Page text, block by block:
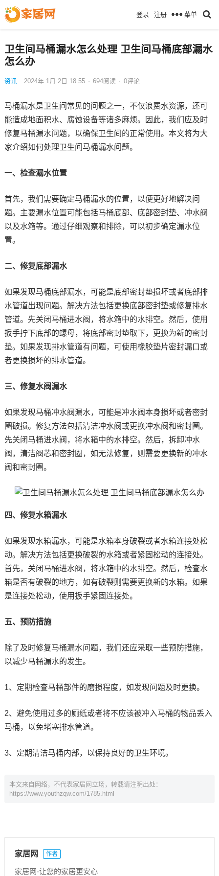
登录 注册 菜单
卫生间马桶漏水怎么处理 卫生间马桶底部漏水
怎么办
资讯 2024年 1月 2日 18:55 · 694阅读 · 0评论
马桶漏水是卫生间常见的问题之一，不仅浪费水资源，还可
能造成地面积水、腐蚀设备等诸多麻烦。因此，我们应及时
修复马桶漏水问题，以确保卫生间的正常使用。本文将为大
家介绍如何处理卫生间马桶漏水问题。
一、检查漏水位置
首先，我们需要确定马桶漏水的位置，以便更好地解决问
题。主要漏水位置可能包括马桶底部、底部密封垫、冲水阀
以及水箱等。通过仔细观察和排除，可以初步确定漏水位
置。
二、修复底部漏水
如果发现马桶底部漏水，可能是底部密封垫损坏或者底部排
水管道出现问题。解决方法包括更换底部密封垫或修复排水
管道。先关闭马桶进水阀，将水箱中的水排空。然后，使用
扳手拧下底部的螺母，将底部密封垫取下，更换为新的密封
垫。如果发现排水管道有问题，可使用橡胶垫片密封漏口或
者更换损坏的排水管道。
三、修复水阀漏水
如果发现马桶冲水阀漏水，可能是冲水阀本身损坏或者密封
圈破损。修复方法包括清洁冲水阀或更换冲水阀和密封圈。
先关闭马桶进水阀，将水箱中的水排空。然后，拆卸冲水
阀，清洁阀芯和密封圈，如无法修复，则需要更换新的冲水
阀和密封圈。
四、修复水箱漏水
如果发现水箱漏水，可能是水箱本身破裂或者水箱连接处松
动。解决方法包括更换破裂的水箱或者紧固松动的连接处。
首先，关闭马桶进水阀，将水箱中的水排空。然后，检查水
箱是否有破裂的地方，如有破裂则需要更换新的水箱。如果
是连接处松动，使用扳手紧固连接处。
五、预防措施
除了及时修复马桶漏水问题，我们还应采取一些预防措施，
以减少马桶漏水的发生。
1、定期检查马桶部件的磨损程度，如发现问题及时更换。
2、避免使用过多的厕纸或者将不应该被冲入马桶的物品丢入
马桶，以免堵塞排水管道。
3、定期清洁马桶内部，以保持良好的卫生环境。
本文来自网络，不代表家居网立场，转载请注明出处：
https://www.youthzqw.com/1785.html
家居网 作者
家居网-让您的家居更安心